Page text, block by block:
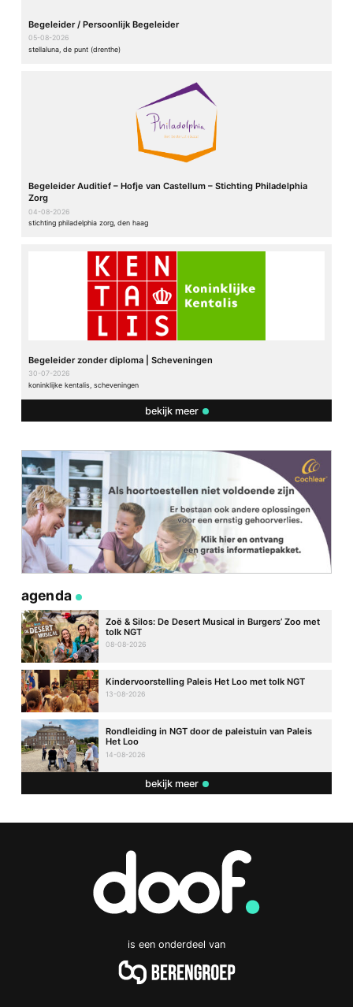
Begeleider / Persoonlijk Begeleider
05-08-2026
stellaluna, de punt (drenthe)
Begeleider Auditief – Hofje van Castellum – Stichting Philadelphia
Zorg
04-08-2026
stichting philadelphia zorg, den haag
Begeleider zonder diploma | Scheveningen
30-07-2026
koninklijke kentalis, scheveningen
bekijk meer
agenda
Zoë & Silos: De Desert Musical in Burgers’ Zoo met
tolk NGT
08-08-2026
Kindervoorstelling Paleis Het Loo met tolk NGT
13-08-2026
Rondleiding in NGT door de paleistuin van Paleis
Het Loo
14-08-2026
bekijk meer
is een onderdeel van